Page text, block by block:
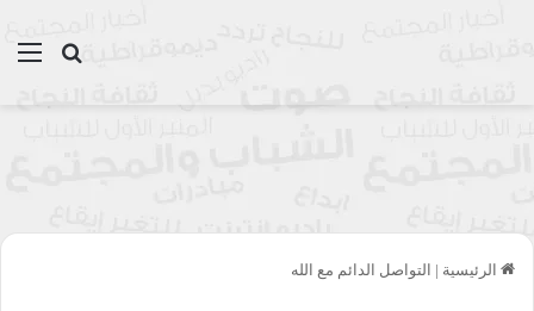
بحث
الرئيسية | التواصل الدائم مع الله